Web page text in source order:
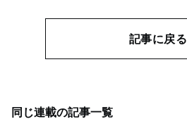
記事に戻る
同じ連載の記事一覧